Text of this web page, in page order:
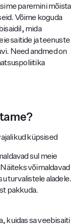
paremini mõista
Võime koguda
mida
saitide ja teenuste
Need andmed on
küpsised
sul meie
võimaldavad
turvalistele aladele.
pakkuda.
kuidas sa veebisaiti